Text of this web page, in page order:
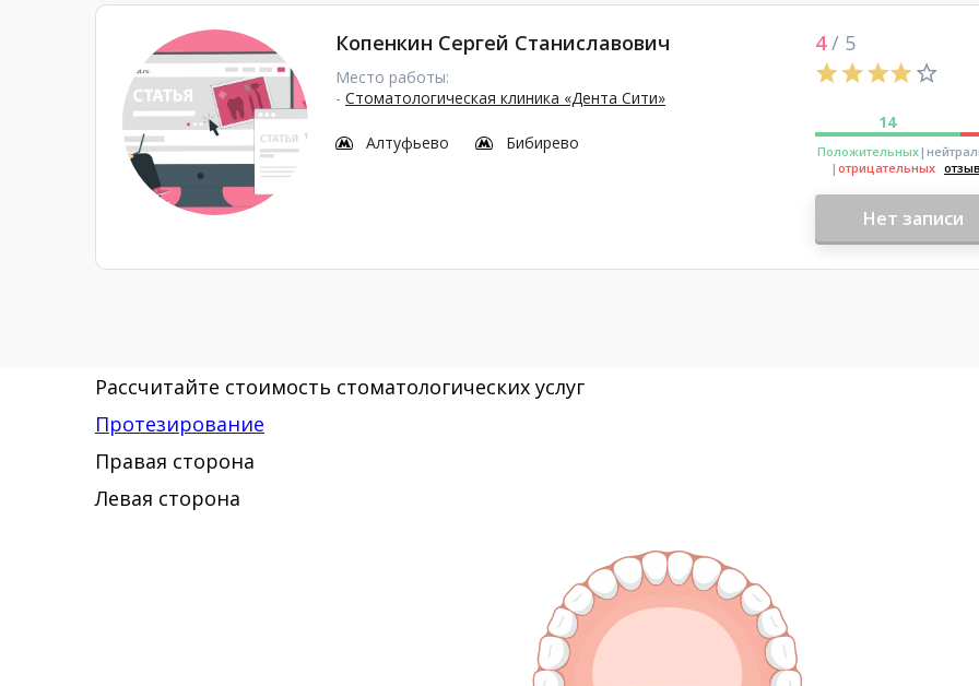
Копенкин Сергей Станиславович
Место работы:
- Стоматологическая клиника «Дента Сити»
Алтуфьево Бибирево
4/ 5
14
Положительных
| отрицательных
Нет записи
Рассчитайте стоимость стоматологических услуг
Протезирование
Правая сторона
Левая сторона